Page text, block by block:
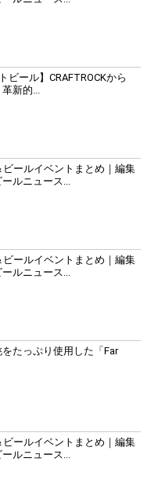
ビール】CRAFTROCKから
新的...
ビールイベントまとめ｜編集
ルニュース...
ビールイベントまとめ｜編集
ルニュース...
たっぷり使用した「Far
ビールイベントまとめ｜編集
ルニュース...